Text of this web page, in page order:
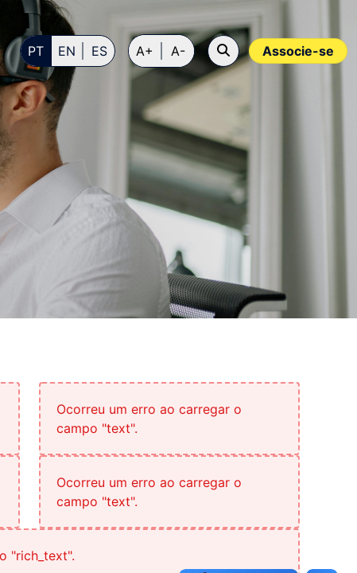
Associe-se
PT EN ES A+ A-
Ocorreu um erro ao carregar o
campo "text".
Ocorreu um erro ao carregar o
campo "text".
"rich_text".